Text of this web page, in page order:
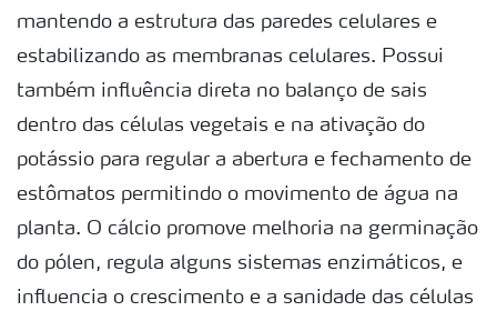
mantendo a estrutura das paredes celulares e
estabilizando as membranas celulares. Possui
também influência direta no balanço de sais
dentro das células vegetais e na ativação do
potássio para regular a abertura e fechamento de
estômatos permitindo o movimento de água na
planta. O cálcio promove melhoria na germinação
do pólen, regula alguns sistemas enzimáticos, e
influencia o crescimento e a sanidade das células